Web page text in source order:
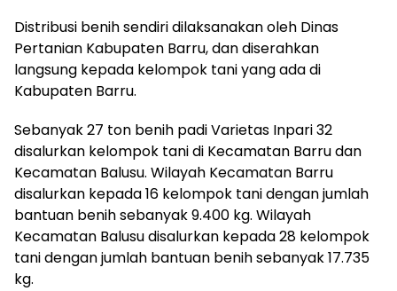
Distribusi benih sendiri dilaksanakan oleh Dinas
Pertanian Kabupaten Barru, dan diserahkan
langsung kepada kelompok tani yang ada di
Kabupaten Barru.
Sebanyak 27 ton benih padi Varietas Inpari 32
disalurkan kelompok tani di Kecamatan Barru dan
Kecamatan Balusu. Wilayah Kecamatan Barru
disalurkan kepada 16 kelompok tani dengan jumlah
bantuan benih sebanyak 9.400 kg. Wilayah
Kecamatan Balusu disalurkan kepada 28 kelompok
tani dengan jumlah bantuan benih sebanyak 17.735
kg.